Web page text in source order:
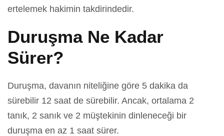
ertelemek hakimin takdirindedir.
Duruşma Ne Kadar
Sürer?
Duruşma, davanın niteliğine göre 5 dakika da
sürebilir 12 saat de sürebilir. Ancak, ortalama 2
tanık, 2 sanık ve 2 müştekinin dinleneceği bir
duruşma en az 1 saat sürer.